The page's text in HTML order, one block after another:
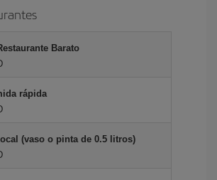
Barato
rápida
(vaso o pinta de 0.5 litros)